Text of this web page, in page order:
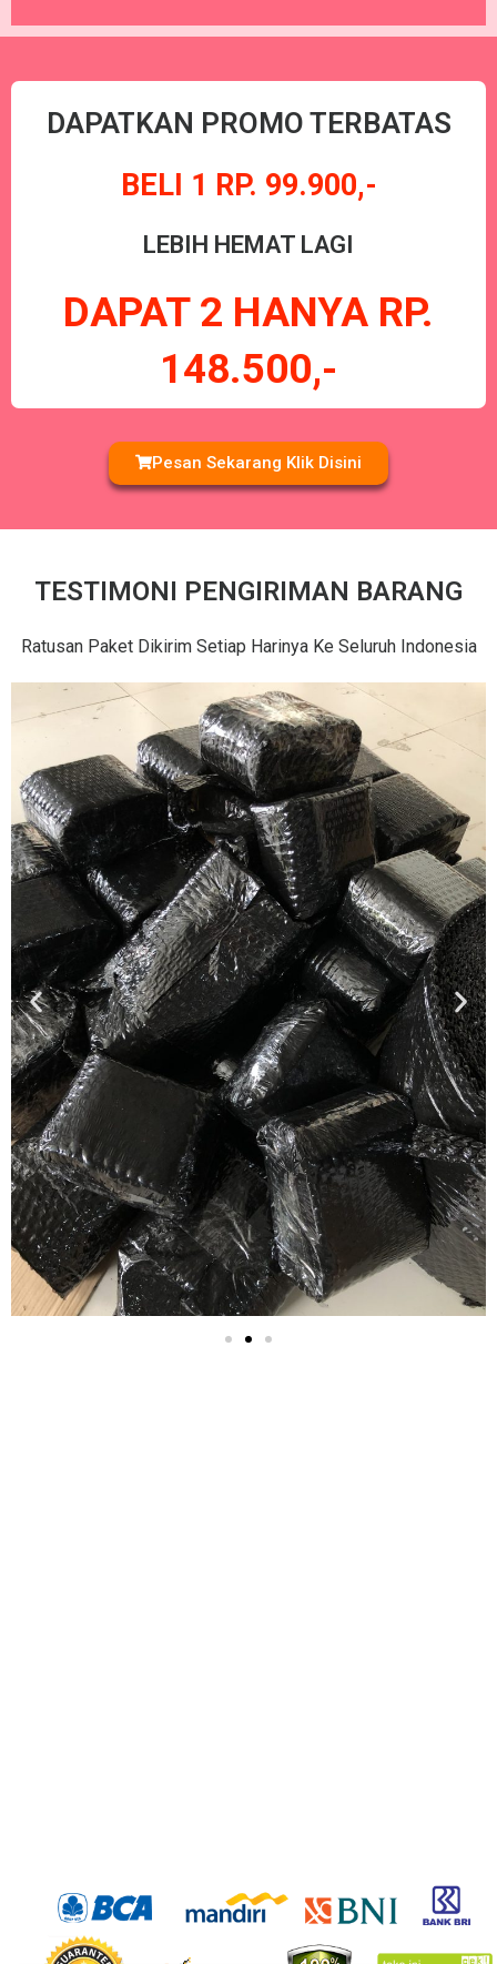
DAPATKAN PROMO TERBATAS
BELI 1 RP. 99.900,-
LEBIH HEMAT LAGI
DAPAT 2 HANYA RP.
148.500,-
Pesan Sekarang Klik Disini
TESTIMONI PENGIRIMAN BARANG
Ratusan Paket Dikirim Setiap Harinya Ke Seluruh Indonesia